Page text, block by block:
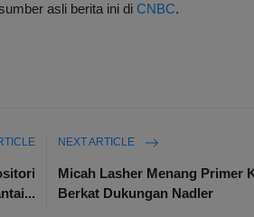
asli berita ini di CNBC.
NEXT ARTICLE
Micah Lasher Menang Primer
Berkat Dukungan Nadler